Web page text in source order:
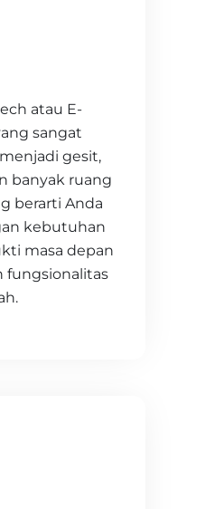
atau E-
sangat
gesit,
banyak ruang
berarti Anda
kebutuhan
masa depan